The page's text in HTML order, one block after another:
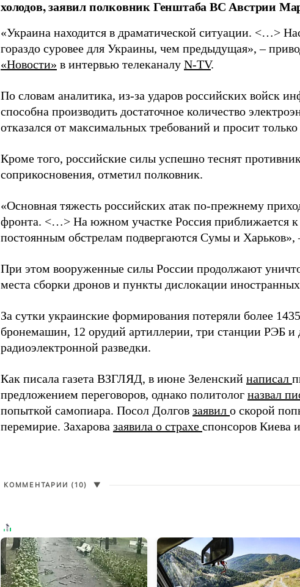
холодов, заявил полковник Генштаба ВС Австрии
«Украина находится в драматической ситуации. <…>
гораздо суровее для Украины, чем предыдущая», –
«Новости» в интервью телеканалу N-TV.
По словам аналитика, из-за ударов российских войск
способна производить достаточное количество
отказался от максимальных требований и просит
Кроме того, российские силы успешно теснят
соприкосновения, отметил полковник.
«Основная тяжесть российских атак по-прежнему
фронта. <…> На южном участке Россия приближается
постоянным обстрелам подвергаются Сумы и Харьков»,
При этом вооруженные силы России продолжают
места сборки дронов и пункты дислокации
За сутки украинские формирования потеряли более
бронемашин, 12 орудий артиллерии, три станции РЭБ и
радиоэлектронной разведки.
Как писала газета ВЗГЛЯД, в июне Зеленский написал
предложением переговоров, однако политолог назвал
попыткой самопиара. Посол Долгов заявил о скорой
перемирие. Захарова заявила о страхе спонсоров Киева
КОММЕНТАРИИ (10) ▼